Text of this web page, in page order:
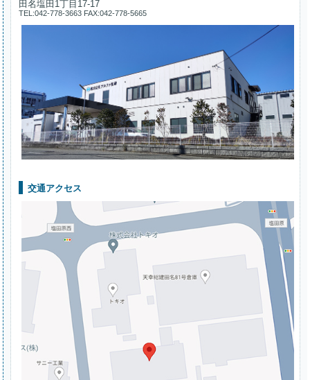
田名塩田1丁目17-17
TEL:042-778-3663 FAX:042-778-5665
交通アクセス